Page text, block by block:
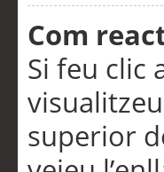
Com
Si feu clic
superior